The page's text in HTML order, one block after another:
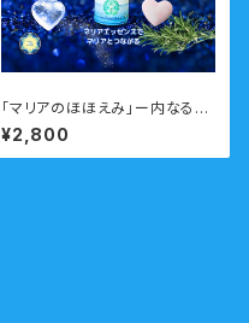
「マリアのほほえみ」ー内なる美
と神秘性を輝かせるー 瞑想音
声ガイド付き マリアウォーター
エッセンス・シングル
¥2,800